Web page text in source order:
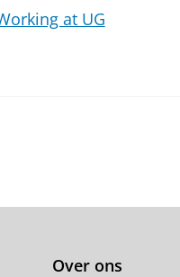
at UG
Over ons